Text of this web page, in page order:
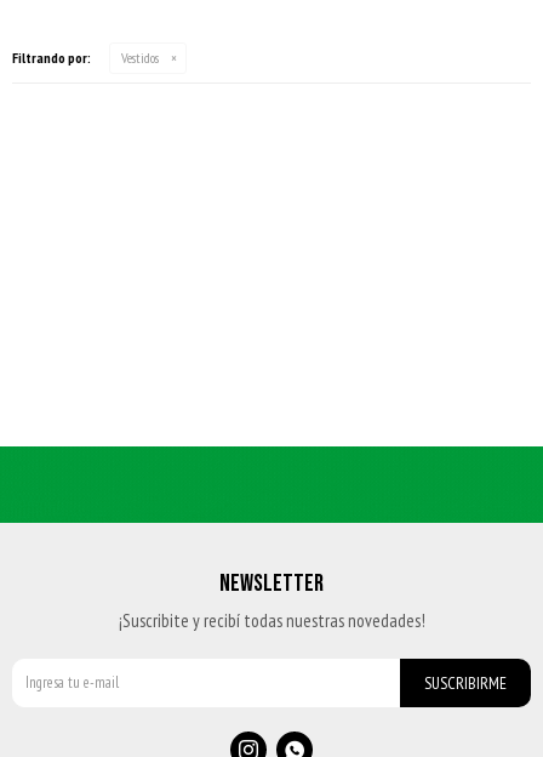
Filtrando por: Vestidos
NEWSLETTER
¡Suscribite y recibí todas nuestras novedades!
SUSCRIBIRME
 